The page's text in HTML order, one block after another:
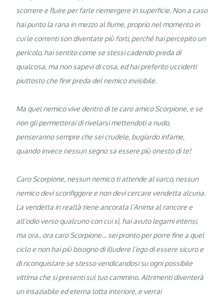
scorrere e fluire per farle riemergere in superficie. Non a caso
hai punto la rana in mezzo al fiume, proprio nel momento in
cui le correnti son diventate più forti, perché hai percepito un
pericolo, hai sentito come se stessi cadendo preda di
qualcosa, ma non sapevi di cosa, ed hai preferito ucciderti
piuttosto che finir preda del nemico invisibile.
Ma quel nemico vive dentro di te caro amico Scorpione, e se
non gli permetterai di rivelarsi mettendoti a nudo,
penseranno sempre che sei crudele, bugiardo infame,
quando invece nessun segno sa essere più onesto di te!
Caro Scorpione, nessun nemico ti attende al varco, nessun
nemico devi sconfiggere e non devi cercare vendetta alcuna.
La vendetta in realtà tiene ancorata l’Anima al rancore e
all’odio verso qualcuno con cui sì, hai avuto legami intensi,
ma ora.. ora caro Scorpione… sei pronto per porre fine a quel
ciclo e non hai più bisogno di illudere l’ego di essere sicuro e
di riconquistare se stesso vendicandosi su ogni possibile
vittima che si presenti sul tuo cammino. Altrimenti diventerà
un insaziabile ed eterna lotta interiore, e verrai